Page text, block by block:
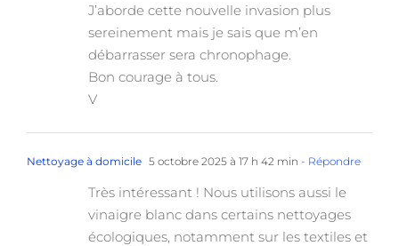
J’aborde cette nouvelle invasion plus
sereinement mais je sais que m’en
débarrasser sera chronophage.
Bon courage à tous.
V
Nettoyage à domicile 5 octobre 2025 à 17 h 42 min - Répondre
Très intéressant ! Nous utilisons aussi le
vinaigre blanc dans certains nettoyages
écologiques, notamment sur les textiles et